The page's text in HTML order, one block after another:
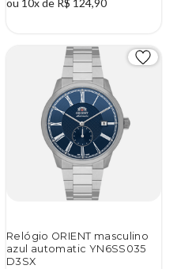
ou 10x de R$ 124,90
Relógio ORIENT masculino
azul automatic YN6SS035
D3SX